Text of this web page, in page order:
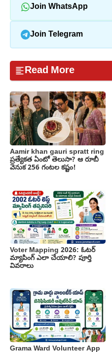
Join WhatsApp
Join Telegram
Read More
Aamir khan gauri spratt ring
ప్రత్యేకత ఏంటో తెలుసా? ఆ రూబీ
వెనుక 256 గంటల కష్టం!
Voter Mapping 2026: ఓటర్
మ్యాపింగ్ ఎలా చేయాలి? పూర్తి
వివరాలు
Grama Ward Volunteer App